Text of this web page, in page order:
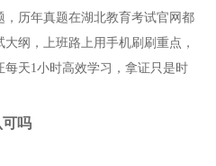
历年真题在湖北教育考试官网都
纲，上班路上用手机刷刷重点，
天1小时高效学习，拿证只是时
吗